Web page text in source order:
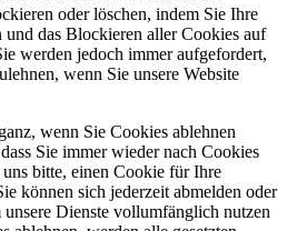
oder löschen, indem Sie Ihre
das Blockieren aller Cookies auf
werden jedoch immer aufgefordert,
wenn Sie unsere Website
wenn Sie Cookies ablehnen
Sie immer wieder nach Cookies
bitte, einen Cookie für Ihre
können sich jederzeit abmelden oder
unsere Dienste vollumfänglich nutzen